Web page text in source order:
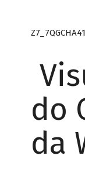
do
da